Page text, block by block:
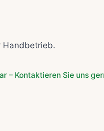
Handbetrieb.
– Kontaktieren Sie uns